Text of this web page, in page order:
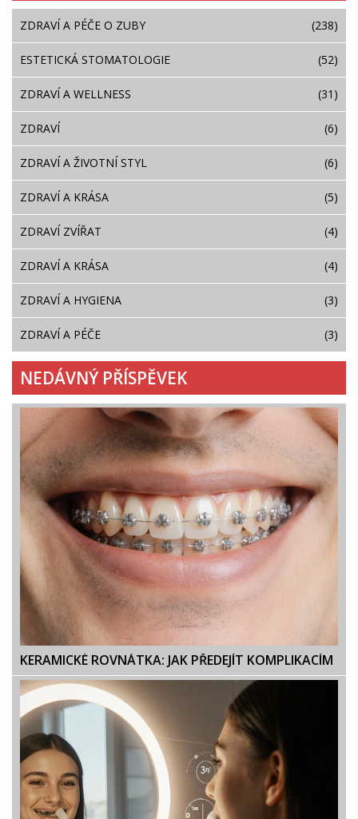
ZDRAVÍ A PÉČE O ZUBY (238)
ESTETICKÁ STOMATOLOGIE (52)
ZDRAVÍ A WELLNESS (31)
ZDRAVÍ (6)
ZDRAVÍ A ŽIVOTNÍ STYL (6)
ZDRAVÍ A KRÁSA (5)
ZDRAVÍ ZVÍŘAT (4)
ZDRAVÍ A KRÁSA (4)
ZDRAVÍ A HYGIENA (3)
ZDRAVÍ A PÉČE (3)
NEDÁVNÝ PŘÍSPĚVEK
KERAMICKÉ ROVNÁTKA: JAK PŘEDEJÍT KOMPLIKACÍM